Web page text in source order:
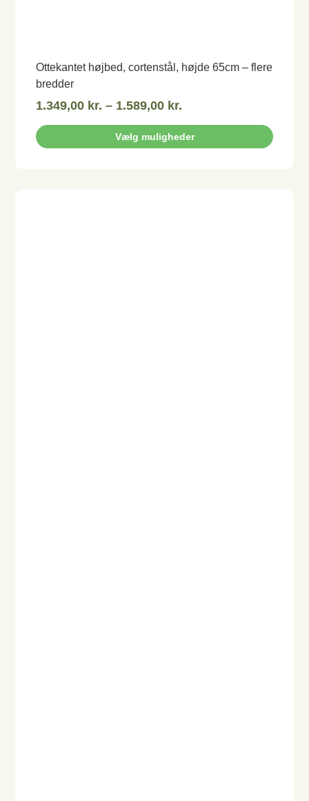
Ottekantet højbed, cortenstål, højde 65cm – flere
bredder
1.349,00 kr. – 1.589,00 kr.
Vælg muligheder